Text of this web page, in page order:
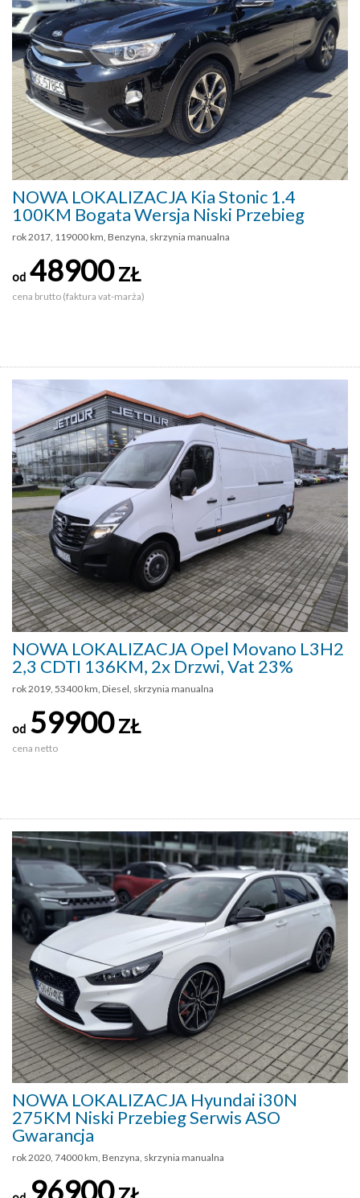
NOWA LOKALIZACJA Kia Stonic 1.4
100KM Bogata Wersja Niski Przebieg
rok 2017, 119000 km, Benzyna, skrzynia manualna
od 48900ZŁ
cena brutto (faktura vat-marża)
NOWA LOKALIZACJA Opel Movano L3H2
2,3 CDTI 136KM, 2x Drzwi, Vat 23%
rok 2019, 53400 km, Diesel, skrzynia manualna
od 59900ZŁ
cena netto
NOWA LOKALIZACJA Hyundai i30N
275KM Niski Przebieg Serwis ASO
Gwarancja
rok 2020, 74000 km, Benzyna, skrzynia manualna
96900